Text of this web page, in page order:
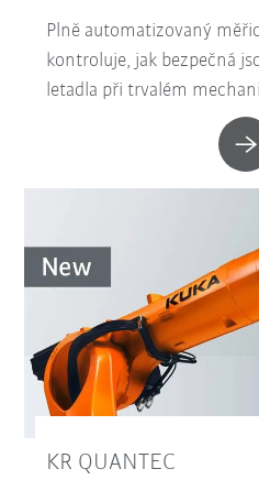
Plně automatizovaný
kontroluje, jak bezpečná
letadla při trvalém
KR QUANTEC